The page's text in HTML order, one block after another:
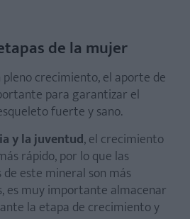
de la mujer
pleno crecimiento, el aporte de
para garantizar el
fuerte y sano.
y la juventud, el crecimiento
rápido, por lo que las
este mineral son más
es muy importante almacenar
la etapa de crecimiento y